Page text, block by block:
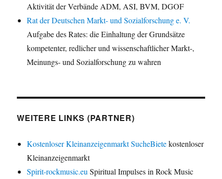
Aktivität der Verbände ADM, ASI, BVM, DGOF
Rat der Deutschen Markt- und Sozialforschung e. V.
Aufgabe des Rates: die Einhaltung der Grundsätze
kompetenter, redlicher und wissenschaftlicher Markt-,
Meinungs- und Sozialforschung zu wahren
WEITERE LINKS (PARTNER)
Kostenloser Kleinanzeigenmarkt SucheBietekostenloser
Kleinanzeigenmarkt
Spirit-rockmusic.eu Spiritual Impulses in Rock Music